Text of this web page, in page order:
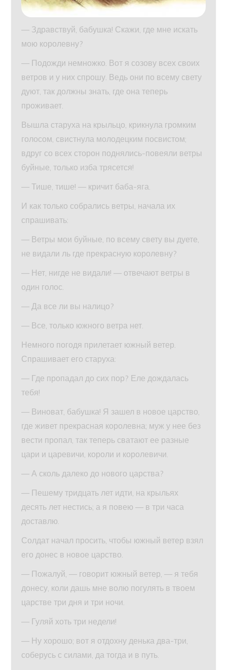
— Здравствуй, бабушка! Скажи, где мне искать
мою королевну?
— Подожди немножко. Вот я созову всех своих
ветров и у них спрошу. Ведь они по всему свету
дуют, так должны знать, где она теперь
проживает.
Вышла старуха на крыльцо, крикнула громким
голосом, свистнула молодецким посвистом;
вдруг со всех сторон поднялись-повеяли ветры
буйные, только изба трясется!
— Тише, тише! — кричит баба-яга.
И как только собрались ветры, начала их
спрашивать:
— Ветры мои буйные, по всему свету вы дуете,
не видали ль где прекрасную королевну?
— Нет, нигде не видали! — отвечают ветры в
один голос.
— Да все ли вы налицо?
— Все, только южного ветра нет.
Немного погодя прилетает южный ветер.
Спрашивает его старуха:
— Где пропадал до сих пор? Еле дождалась
тебя!
— Виноват, бабушка! Я зашел в новое царство,
где живет прекрасная королевна; муж у нее без
вести пропал, так теперь сватают ее разные
цари и царевичи, короли и королевичи.
— А сколь далеко до нового царства?
— Пешему тридцать лет идти, на крыльях
десять лет нестись; а я повею — в три часа
доставлю.
Солдат начал просить, чтобы южный ветер взял
его донес в новое царство.
— Пожалуй, — говорит южный ветер, — я тебя
донесу, коли дашь мне волю погулять в твоем
царстве три дня и три ночи.
— Гуляй хоть три недели!
— Ну хорошо; вот я отдохну денька два-три,
соберусь с силами, да тогда и в путь.